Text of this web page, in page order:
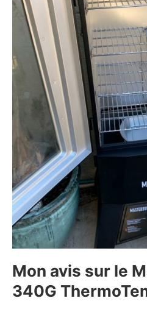
Mon avis sur le
340G